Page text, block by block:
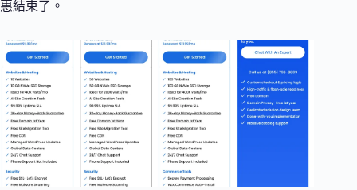
惠結束了。